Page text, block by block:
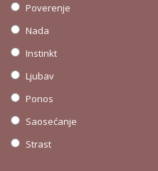
Poverenje
Nada
Instinkt
Ljubav
Ponos
Saosećanje
Strast